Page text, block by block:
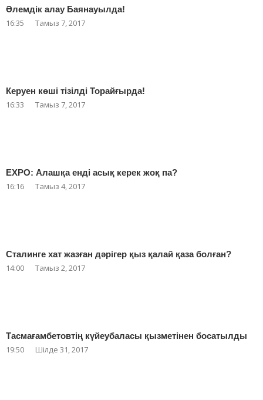
Әлемдік алау Баянауылда!
16:35 Тамыз 7, 2017
Керуен көші тізілді Торайғырда!
16:33 Тамыз 7, 2017
EXPO: Алашқа енді асық керек жоқ па?
16:16 Тамыз 4, 2017
Сталинге хат жазған дәрігер қыз қалай қаза болған?
14:00 Тамыз 2, 2017
Тасмағамбетовтің күйеубаласы қызметінен босатылды
19:50 Шілде 31, 2017